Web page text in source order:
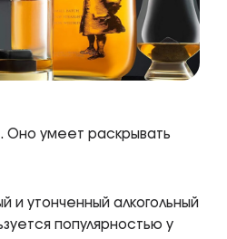
Оно умеет раскрывать
и утонченный алкогольный
популярностью у